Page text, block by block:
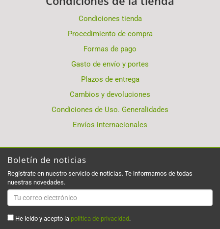
Condiciones tienda
Procedimiento de compra
Formas de pago
Gasto de envío y portes
Plazos de entrega
Cambios y devoluciones
Condiciones de Uso. Generalidades
Envíos internacionales
Boletín de noticias
Regístrate en nuestro servicio de noticias. Te informamos de todas
nuestras novedades.
He leído y acepto la política de privacidad.